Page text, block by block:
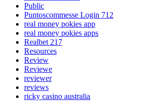
Public
Puntoscommesse Login 712
real money pokies app
real money pokies apps
Realbet 217
Resources
Review
Reviewe
reviewer
reviews
ricky casino australia